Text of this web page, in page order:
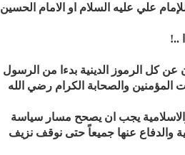
علي عليه السلام او الامام الحسين
..!
عن كل الرموز الدينية بدءا من الرسول
المؤمنين والصحابة الكرام رضي الله
والاسلامية يجب ان يصحح مسار سياسة
والدفاع عنها جميعاً حتى نوقف نزيف